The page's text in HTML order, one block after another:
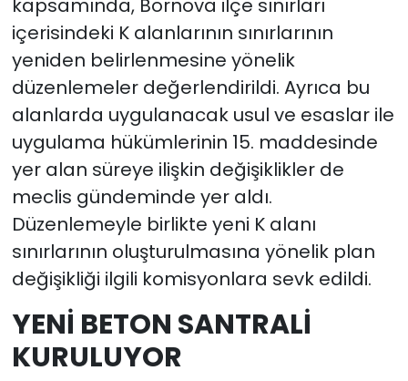
kapsamında, Bornova ilçe sınırları
içerisindeki K alanlarının sınırlarının
yeniden belirlenmesine yönelik
düzenlemeler değerlendirildi. Ayrıca bu
alanlarda uygulanacak usul ve esaslar ile
uygulama hükümlerinin 15. maddesinde
yer alan süreye ilişkin değişiklikler de
meclis gündeminde yer aldı.
Düzenlemeyle birlikte yeni K alanı
sınırlarının oluşturulmasına yönelik plan
değişikliği ilgili komisyonlara sevk edildi.
YENİ BETON SANTRALİ
KURULUYOR